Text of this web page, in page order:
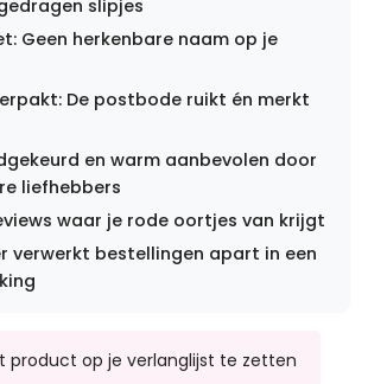
slipjes
Geen herkenbare naam op je
De postbode ruikt én merkt
en warm aanbevolen door
liefhebbers
waar je rode oortjes van krijgt
verwerkt bestellingen apart in een